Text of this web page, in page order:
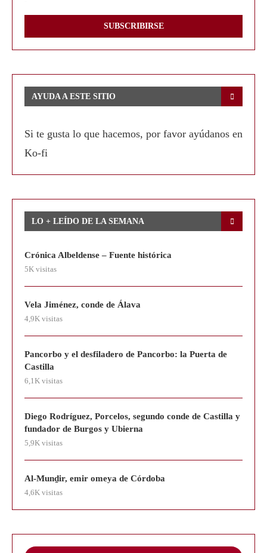
AYUDA A ESTE SITIO
Si te gusta lo que hacemos, por favor ayúdanos en
Ko-fi
LO + LEÍDO DE LA SEMANA
Crónica Albeldense – Fuente histórica
5K visitas
Vela Jiménez, conde de Álava
4,9K visitas
Pancorbo y el desfiladero de Pancorbo: la Puerta de
Castilla
6,1K visitas
Diego Rodríguez, Porcelos, segundo conde de Castilla y
fundador de Burgos y Ubierna
5,9K visitas
Al-Munḏir, emir omeya de Córdoba
4,6K visitas